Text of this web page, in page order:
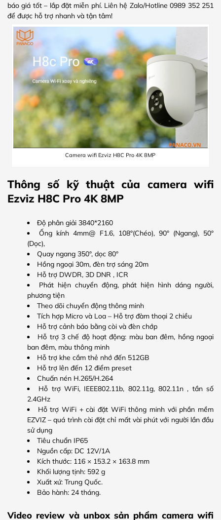
báo giá tốt – lắp đặt miễn phí. Liên hệ Zalo/Hotline 0989 352 251
để được hỗ trợ nhanh và tận tâm!
Camera wifi Ezviz H8C Pro 4K 8MP
Thông số kỹ thuật của camera wifi
Ezviz H8C Pro 4K 8MP
Độ phân giải 3840*2160
Ống kính 4mm@ F1.6, 108°(Chéo), 90° (Ngang), 50°
(Dọc),
Quay ngang 350°, dọc 80°
Hồng ngoại 30m, đèn trợ sáng 20m
Hỗ trợ DWDR, 3D DNR , ICR
Phát hiện chuyển động, phát hiện hình dáng người,
phương tiện
Theo dõi chuyển động thông minh
Tích hợp Micro và Loa – Hỗ trợ đàm thoại 2 chiều
Hỗ trợ cảnh báo bằng còi và đèn chớp
Hỗ trợ 3 chế độ hoạt động: màu ban đêm, hồng ngoại
ban đêm, màu thông minh
Hỗ trợ khe cắm thẻ nhớ đến 512GB
Hỗ trợ lên đến 12 điểm preset
Chuấn nén H.265/H.264
Hỗ trợ WiFi, IEEE802.11b, 802.11g, 802.11n , tần số
2.4GHz
Hỗ trợ WiFi + cài đặt WiFi thông minh với phần mềm
EZVIZ – quá trình cài đặt chỉ mất vài phút với người lần đầu
sử dụng
Tiêu chuẩn IP65
Nguồn cấp: DC 12V/1A
Kích thước: 116 × 153.2 × 163.8 mm
Khối lượng tịnh: 592 g
Xuất xứ: Trung Quốc.
Bảo hành: 24 tháng.
Video review và unbox sản phẩm camera wifi